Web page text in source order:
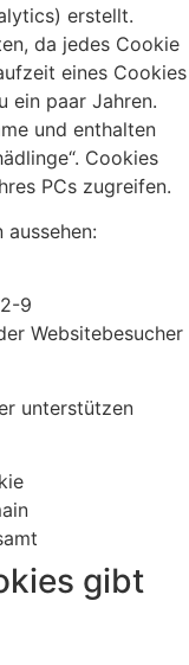
erstellt.
da jedes Cookie
eines Cookies
ein paar Jahren.
und enthalten
Cookies
PCs zugreifen.
9
Websitebesucher
unterstützen
gibt